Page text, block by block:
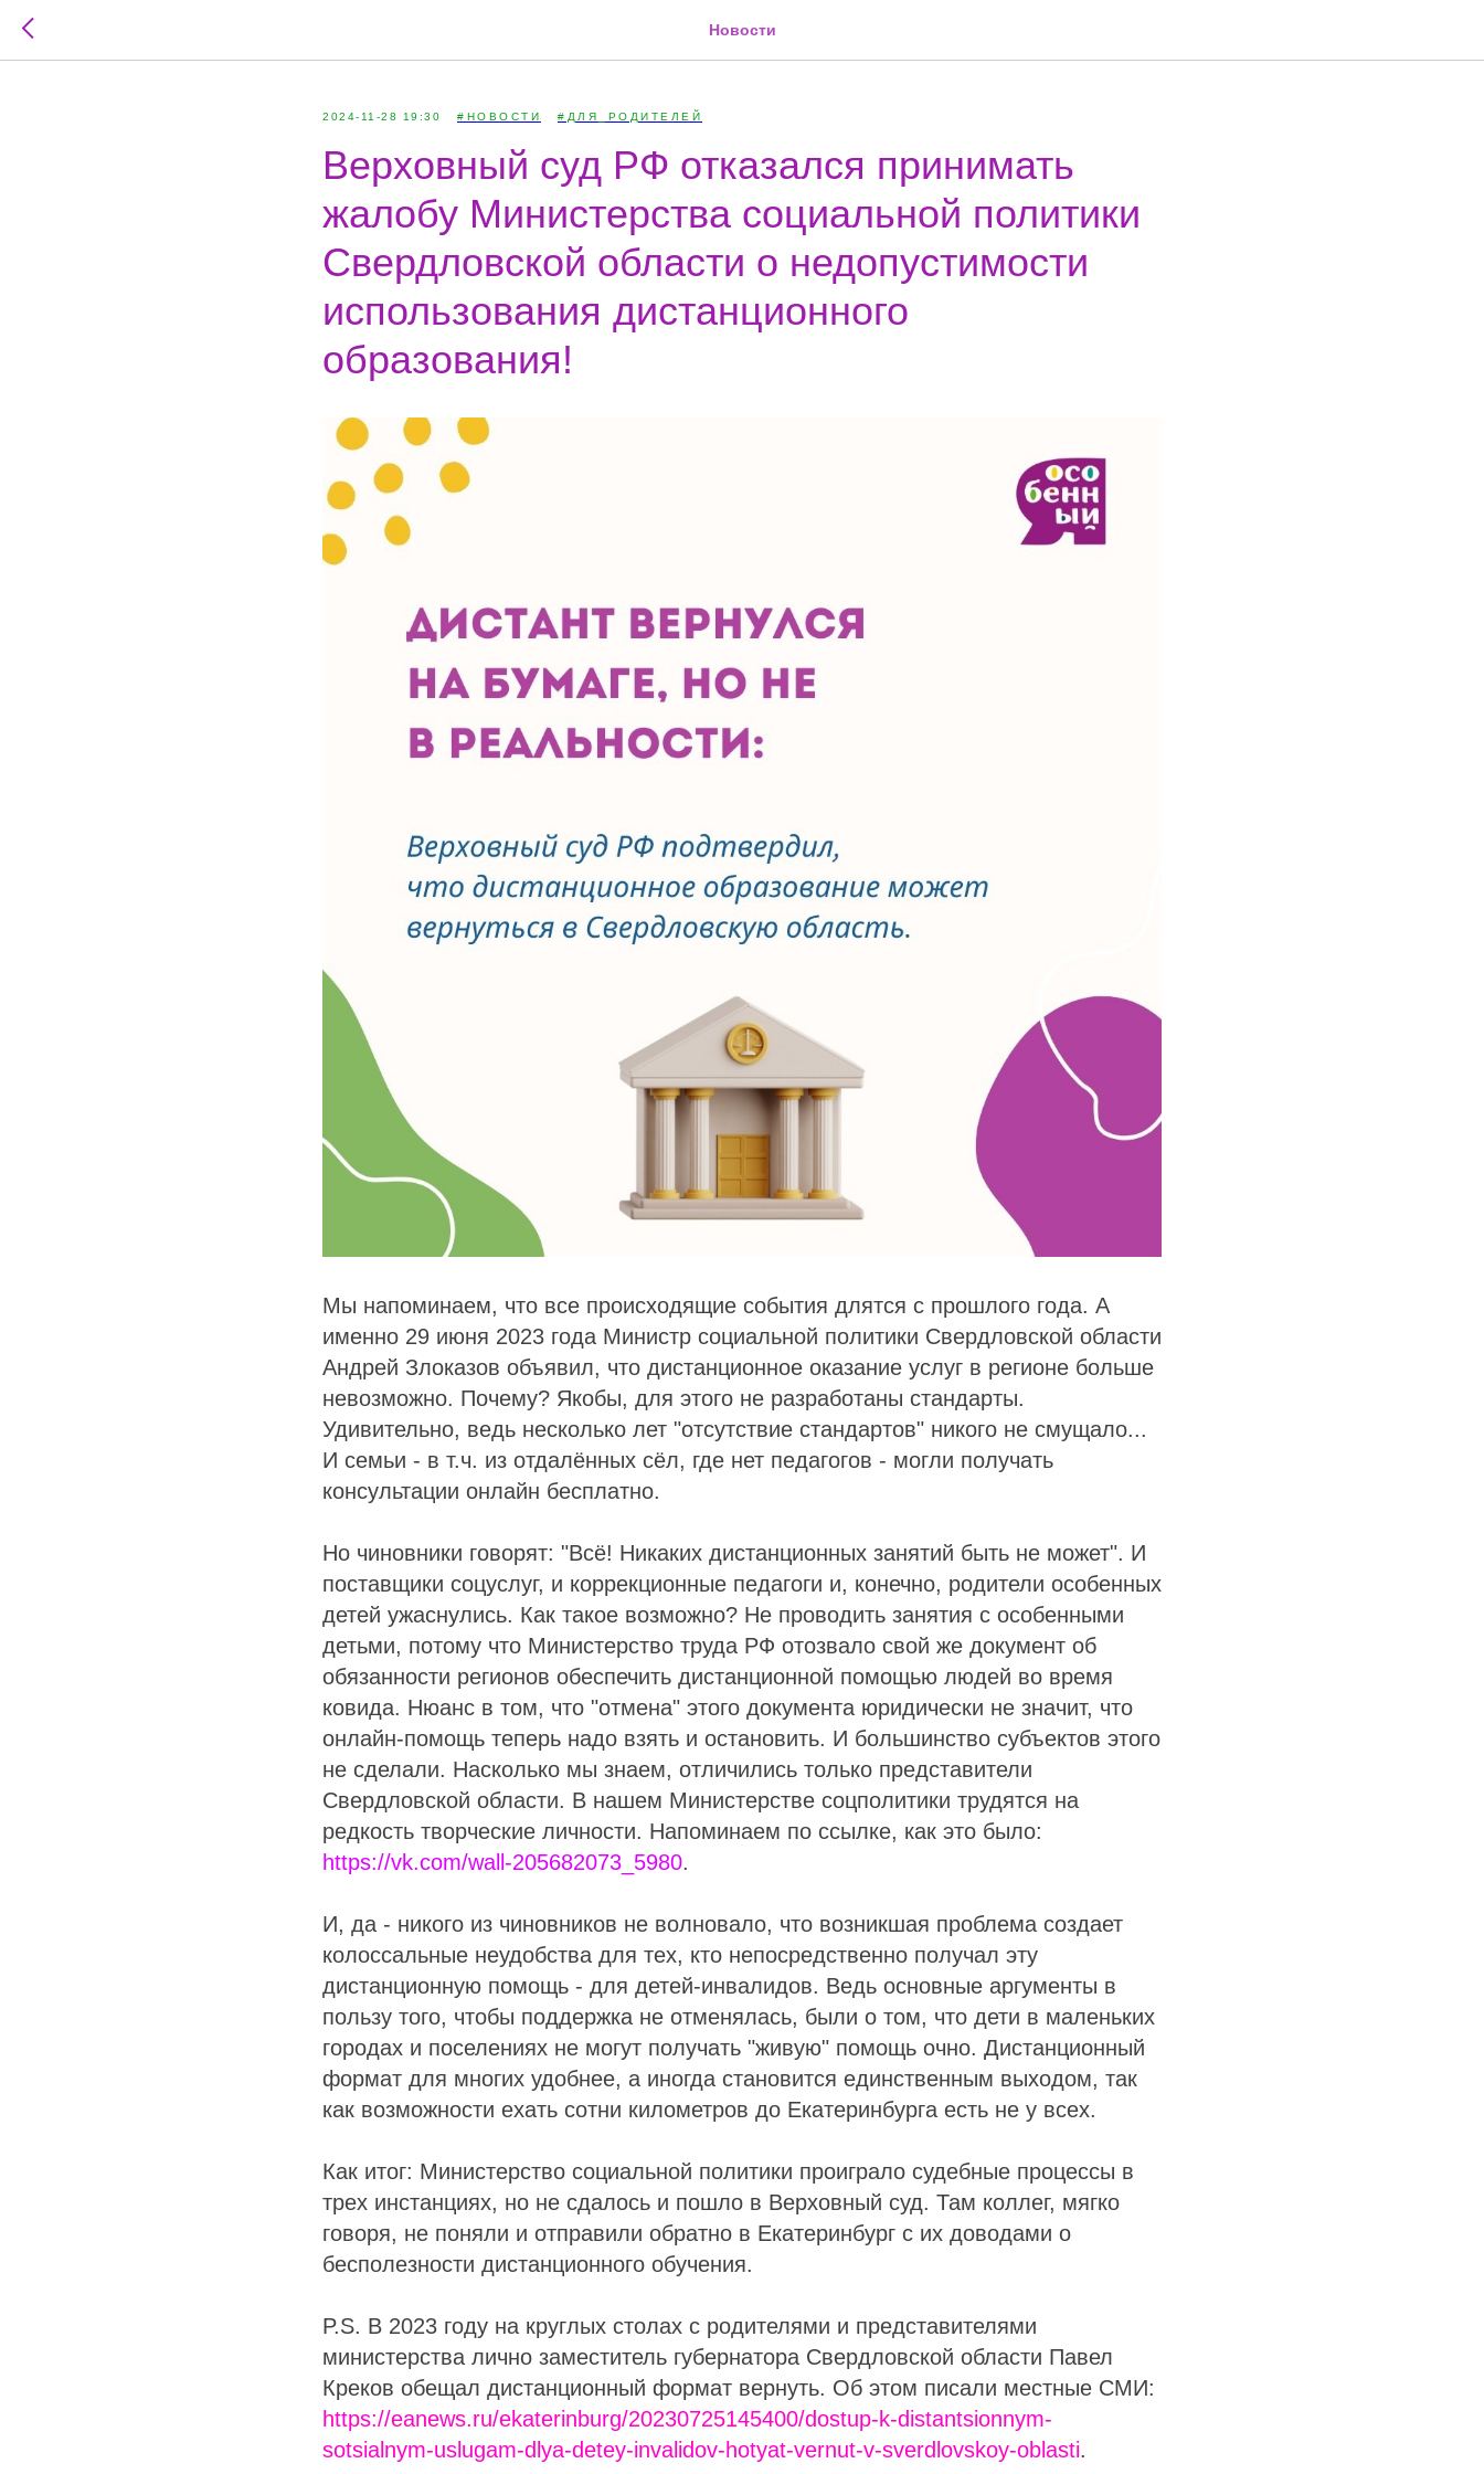
Новости
2024-11-28 19:30 #НОВОСТИ #ДЛЯ_РОДИТЕЛЕЙ
Верховный суд РФ отказался принимать
жалобу Министерства социальной политики
Свердловской области о недопустимости
использования дистанционного
образования!
Мы напоминаем, что все происходящие события длятся с прошлого года. А
именно 29 июня 2023 года Министр социальной политики Свердловской области
Андрей Злоказов объявил, что дистанционное оказание услуг в регионе больше
невозможно. Почему? Якобы, для этого не разработаны стандарты.
Удивительно, ведь несколько лет "отсутствие стандартов" никого не смущало...
И семьи - в т.ч. из отдалённых сёл, где нет педагогов - могли получать
консультации онлайн бесплатно.
Но чиновники говорят: "Всё! Никаких дистанционных занятий быть не может". И
поставщики соцуслуг, и коррекционные педагоги и, конечно, родители особенных
детей ужаснулись. Как такое возможно? Не проводить занятия с особенными
детьми, потому что Министерство труда РФ отозвало свой же документ об
обязанности регионов обеспечить дистанционной помощью людей во время
ковида. Нюанс в том, что "отмена" этого документа юридически не значит, что
онлайн-помощь теперь надо взять и остановить. И большинство субъектов этого
не сделали. Насколько мы знаем, отличились только представители
Свердловской области. В нашем Министерстве соцполитики трудятся на
редкость творческие личности. Напоминаем по ссылке, как это было:
https://vk.com/wall-205682073_5980.
И, да - никого из чиновников не волновало, что возникшая проблема создает
колоссальные неудобства для тех, кто непосредственно получал эту
дистанционную помощь - для детей-инвалидов. Ведь основные аргументы в
пользу того, чтобы поддержка не отменялась, были о том, что дети в маленьких
городах и поселениях не могут получать "живую" помощь очно. Дистанционный
формат для многих удобнее, а иногда становится единственным выходом, так
как возможности ехать сотни километров до Екатеринбурга есть не у всех.
Как итог: Министерство социальной политики проиграло судебные процессы в
трех инстанциях, но не сдалось и пошло в Верховный суд. Там коллег, мягко
говоря, не поняли и отправили обратно в Екатеринбург с их доводами о
бесполезности дистанционного обучения.
P.S. В 2023 году на круглых столах с родителями и представителями
министерства лично заместитель губернатора Свердловской области Павел
Креков обещал дистанционный формат вернуть. Об этом писали местные СМИ:
https://eanews.ru/ekaterinburg/20230725145400/dostup-k-distantsionnym-
sotsialnym-uslugam-dlya-detey-invalidov-hotyat-vernut-v-sverdlovskoy-oblasti.